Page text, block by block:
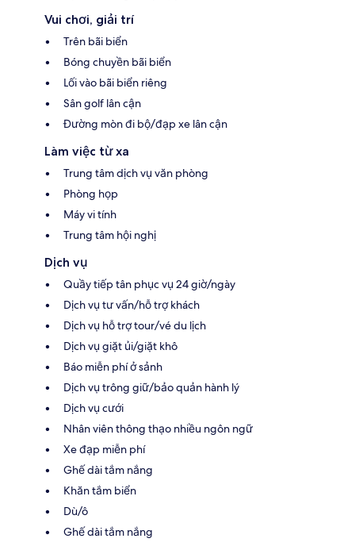
Vui chơi, giải trí
Trên bãi biển
Bóng chuyền bãi biển
Lối vào bãi biển riêng
Sân golf lân cận
Đường mòn đi bộ/đạp xe lân cận
Làm việc từ xa
Trung tâm dịch vụ văn phòng
Phòng họp
Máy vi tính
Trung tâm hội nghị
Dịch vụ
Quầy tiếp tân phục vụ 24 giờ/ngày
Dịch vụ tư vấn/hỗ trợ khách
Dịch vụ hỗ trợ tour/vé du lịch
Dịch vụ giặt ủi/giặt khô
Báo miễn phí ở sảnh
Dịch vụ trông giữ/bảo quản hành lý
Dịch vụ cưới
Nhân viên thông thạo nhiều ngôn ngữ
Xe đạp miễn phí
Ghế dài tắm nắng
Khăn tắm biển
Dù/ô
Ghế dài tắm nắng